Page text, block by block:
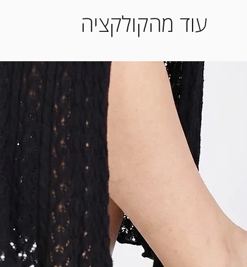
קבלת המוצר בסניף)עוד מהקולקציה